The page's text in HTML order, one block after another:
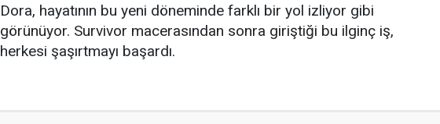
Dora, hayatının bu yeni döneminde farklı bir yol izliyor gibi
görünüyor. Survivor macerasından sonra giriştiği bu ilginç iş,
herkesi şaşırtmayı başardı.